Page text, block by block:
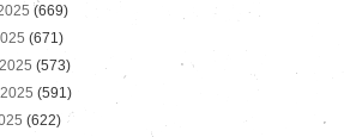
(669)
(671)
(573)
(591)
(622)